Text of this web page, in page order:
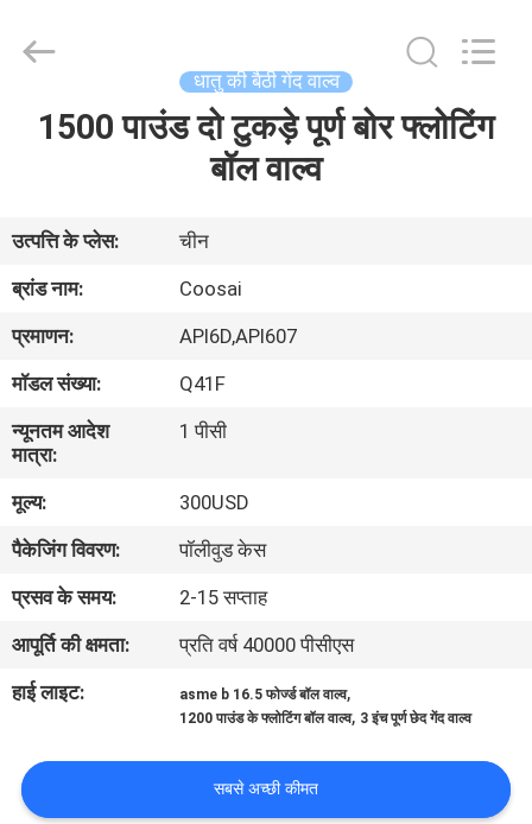
हमारे
बारे
कारखाने
दौरा
गुणवत्ता
नियंत्रण
संपर्क
करें
group.
धातु की बैठी गेंद वाल्व
1500 पाउंड दो टुकड़े पूर्ण बोर फ्लोटिंग
बॉल वाल्व
उत्पत्ति के प्लेस:
चीन
ब्रांड नाम:
Coosai
प्रमाणन:
API6D,API607
मॉडल संख्या:
Q41F
न्यूनतम आदेश
मात्रा:
1 पीसी
मूल्य:
300USD
पैकेजिंग विवरण:
पॉलीवुड केस
प्रसव के समय:
2-15 सप्ताह
आपूर्ति की क्षमता:
प्रति वर्ष 40000 पीसीएस
हाई लाइट:
asme b 16.5 फोर्ज्ड बॉल वाल्व,
1200 पाउंड के फ्लोटिंग बॉल वाल्व, 3 इंच पूर्ण छेद गेंद वाल्व
सबसे अच्छी कीमत